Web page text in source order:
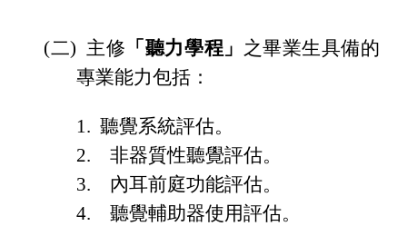
(二) 主修 「聽力學程」 之畢業生具備的
專業能力包括：
1. 聽覺系統評估。
2. 非器質性聽覺評估。
3. 內耳前庭功能評估。
4. 聽覺輔助器使用評估。